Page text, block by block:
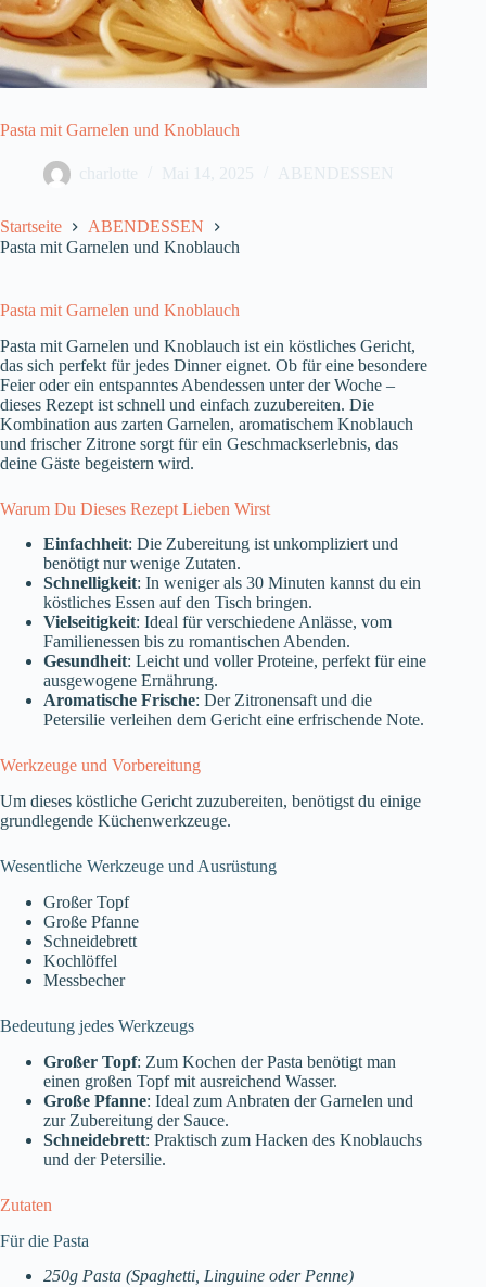
Pasta mit Garnelen und Knoblauch
charlotte Mai 14, 2025 ABENDESSEN
Startseite
ABENDESSEN
Pasta mit Garnelen und Knoblauch
Pasta mit Garnelen und Knoblauch
Pasta mit Garnelen und Knoblauch ist ein köstliches Gericht,
das sich perfekt für jedes Dinner eignet. Ob für eine besondere
Feier oder ein entspanntes Abendessen unter der Woche –
dieses Rezept ist schnell und einfach zuzubereiten. Die
Kombination aus zarten Garnelen, aromatischem Knoblauch
und frischer Zitrone sorgt für ein Geschmackserlebnis, das
deine Gäste begeistern wird.
Warum Du Dieses Rezept Lieben Wirst
Einfachheit: Die Zubereitung ist unkompliziert und
benötigt nur wenige Zutaten.
Schnelligkeit: In weniger als 30 Minuten kannst du ein
köstliches Essen auf den Tisch bringen.
Vielseitigkeit: Ideal für verschiedene Anlässe, vom
Familienessen bis zu romantischen Abenden.
Gesundheit: Leicht und voller Proteine, perfekt für eine
ausgewogene Ernährung.
Aromatische Frische: Der Zitronensaft und die
Petersilie verleihen dem Gericht eine erfrischende Note.
Werkzeuge und Vorbereitung
Um dieses köstliche Gericht zuzubereiten, benötigst du einige
grundlegende Küchenwerkzeuge.
Wesentliche Werkzeuge und Ausrüstung
Großer Topf
Große Pfanne
Schneidebrett
Kochlöffel
Messbecher
Bedeutung jedes Werkzeugs
Großer Topf: Zum Kochen der Pasta benötigt man
einen großen Topf mit ausreichend Wasser.
Große Pfanne: Ideal zum Anbraten der Garnelen und
zur Zubereitung der Sauce.
Schneidebrett: Praktisch zum Hacken des Knoblauchs
und der Petersilie.
Zutaten
Für die Pasta
250g Pasta (Spaghetti, Linguine oder Penne)